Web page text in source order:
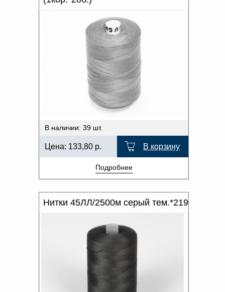
В наличии: 39 шт.
Цена: 133,80 р. В корзину
Подробнее
Нитки 45ЛЛ/2500м серый тем.*219